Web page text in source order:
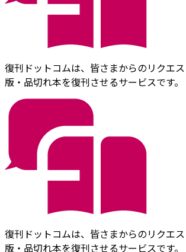
復刊ドットコムは、皆さまからのリクエ
版・品切れ本を復刊させるサービスです。
復刊ドットコムは、皆さまからのリクエ
版・品切れ本を復刊させるサービスです。